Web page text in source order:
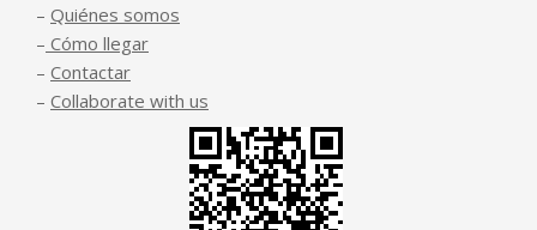
– Quiénes somos
– Cómo llegar
– Contactar
– Collaborate with us